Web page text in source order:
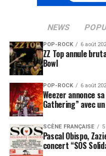
NEWS
POP-ROCK 6 août
ZZ Top annule
Bowl
POP-ROCK 6 août
Weezer annonce
Gathering” avec
SCÈNE FRANÇAISE
Pascal Obispo,
concert “SOS